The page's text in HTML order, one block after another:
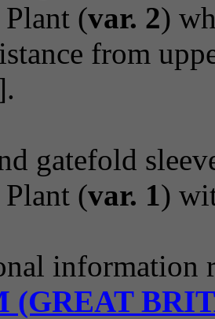
(var. 2)
from
gatefold
(var. 1)
information
(GREAT